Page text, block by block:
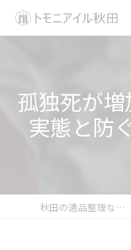
孤独死が
実態と防
秋田の遺品整理ならトモニアイル秋田